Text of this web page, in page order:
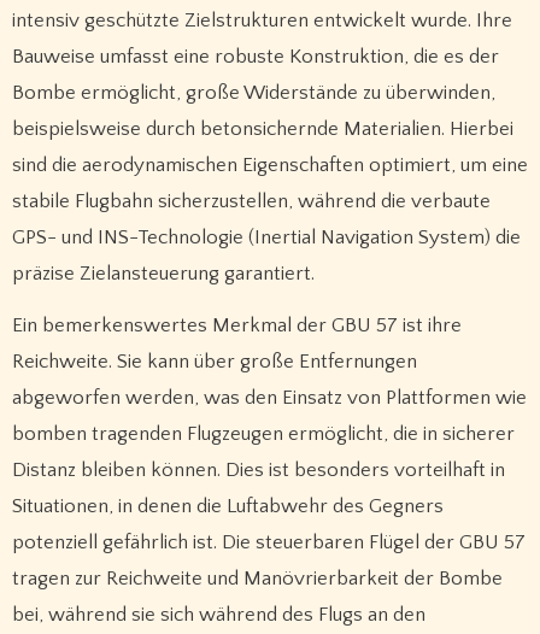
intensiv geschützte Zielstrukturen entwickelt wurde. Ihre
Bauweise umfasst eine robuste Konstruktion, die es der
Bombe ermöglicht, große Widerstände zu überwinden,
beispielsweise durch betonsichernde Materialien. Hierbei
sind die aerodynamischen Eigenschaften optimiert, um eine
stabile Flugbahn sicherzustellen, während die verbaute
GPS- und INS-Technologie (Inertial Navigation System) die
präzise Zielansteuerung garantiert.
Ein bemerkenswertes Merkmal der GBU 57 ist ihre
Reichweite. Sie kann über große Entfernungen
abgeworfen werden, was den Einsatz von Plattformen wie
bomben tragenden Flugzeugen ermöglicht, die in sicherer
Distanz bleiben können. Dies ist besonders vorteilhaft in
Situationen, in denen die Luftabwehr des Gegners
potenziell gefährlich ist. Die steuerbaren Flügel der GBU 57
tragen zur Reichweite und Manövrierbarkeit der Bombe
bei, während sie sich während des Flugs an den